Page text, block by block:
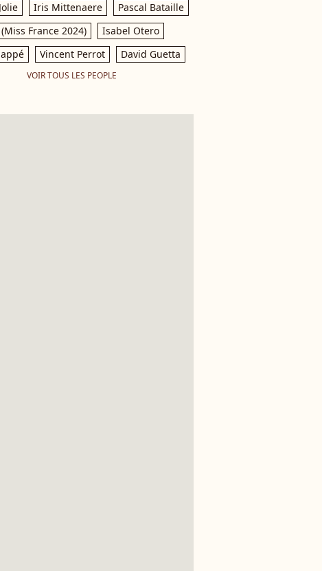
Iris Mittenaere
Pascal Bataille
France 2024)
Isabel Otero
Vincent Perrot David Guetta
VOIR TOUS LES PEOPLE